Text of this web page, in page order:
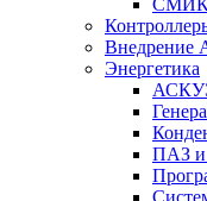
Внедрение
Энергетика
ПАЗ и